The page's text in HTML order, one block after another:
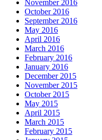
November 2016
October 2016
September 2016
May 2016
April 2016
March 2016
February 2016
January 2016
December 2015
November 2015
October 2015
May 2015
April 2015
March 2015
February 2015